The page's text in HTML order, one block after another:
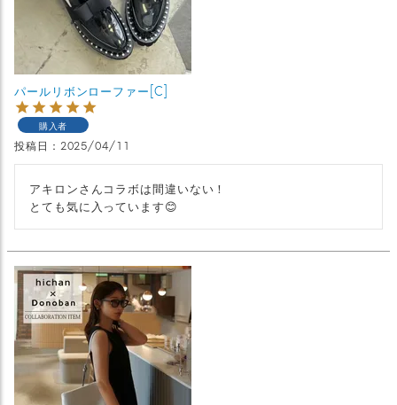
パールリボンローファー[C]
購入者
投稿日 2025/04/11
アキロンさんコラボは間違いない！
とても気に入っています😊